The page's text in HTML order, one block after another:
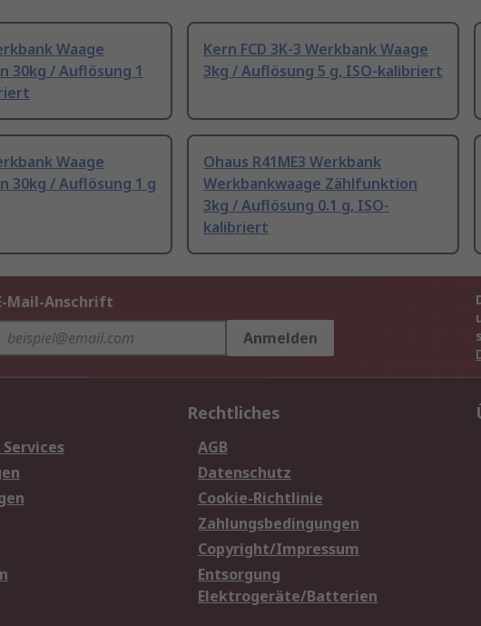
Waage
30kg / Auflösung 1
Kern FCD 3K-3 Werkbank Waage
3kg / Auflösung 5 g, ISO-kalibriert
Waage
30kg / Auflösung 1 g
Ohaus R41ME3 Werkbank
Werkbankwaage Zählfunktion
3kg / Auflösung 0.1 g, ISO-
kalibriert
Mail-Anschrift
Anmelden
Rechtliches
AGB
Datenschutz
Cookie-Richtlinie
Zahlungsbedingungen
Copyright/Impressum
Entsorgung
Elektrogeräte/Batterien